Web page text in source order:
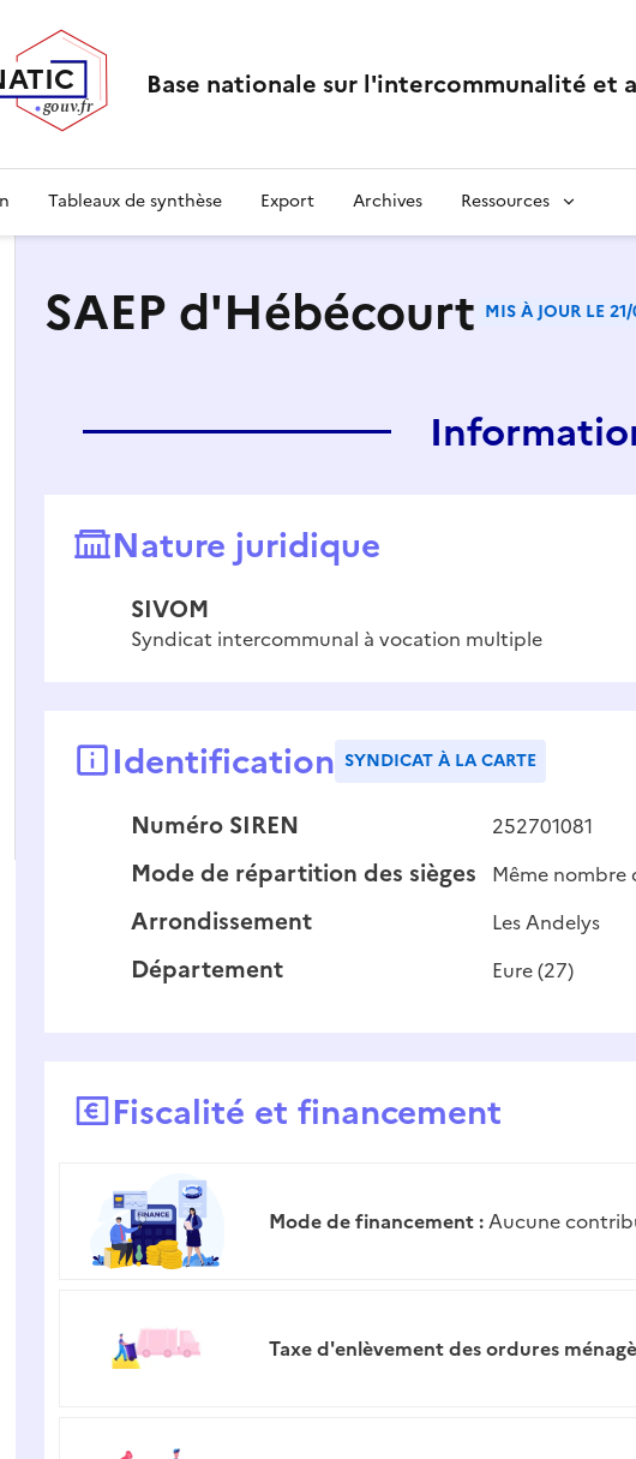
ATIC
gouv.fr
Base nationale sur l'intercommunalité et
Tableaux de synthèse Export Archives Ressources
SAEP d'Hébécourt MIS À JOUR LE
Nature juridique
SIVOM
Syndicat intercommunal à vocation multiple
Identification SYNDICAT À LA CARTE
Numéro SIREN 252701081
Mode de répartition des sièges Même nombre
Arrondissement Les Andelys
Département Eure(27)
Fiscalité et financement
Mode de financement :Aucune
Taxe d'enlèvement des ordures